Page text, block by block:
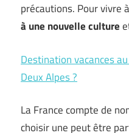
précautions. Pour vivre
à une nouvelle culture
Destination vacances
Deux Alpes ?
La France compte de
choisir une peut être